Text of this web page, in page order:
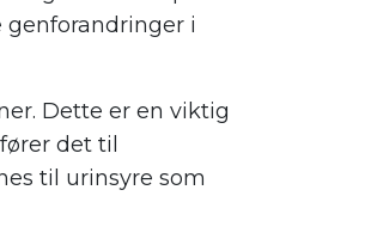
genforandringer i
Dette er en viktig
det til
til urinsyre som